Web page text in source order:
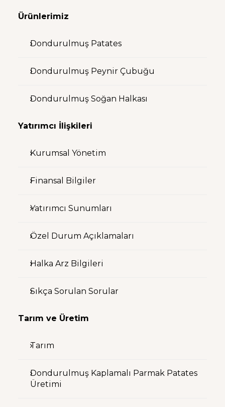
Ürünlerimiz
Dondurulmuş Patates
Dondurulmuş Peynir Çubuğu
Dondurulmuş Soğan Halkası
Yatırımcı İlişkileri
Kurumsal Yönetim
Finansal Bilgiler
Yatırımcı Sunumları
Özel Durum Açıklamaları
Halka Arz Bilgileri
Sıkça Sorulan Sorular
Tarım ve Üretim
Tarım
Dondurulmuş Kaplamalı Parmak Patates
Üretimi